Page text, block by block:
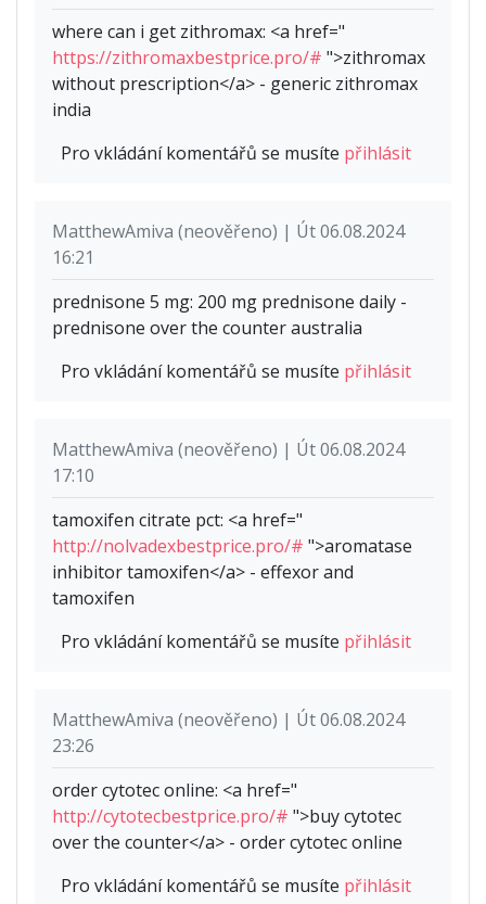
where can i get zithromax: <a href="
https://zithromaxbestprice.pro/# ">zithromax
without prescription</a> - generic zithromax
india
Pro vkládání komentářů se musíte přihlásit
MatthewAmiva (neověřeno) | Út 06.08.2024
16:21
prednisone 5 mg: 200 mg prednisone daily -
prednisone over the counter australia
Pro vkládání komentářů se musíte přihlásit
MatthewAmiva (neověřeno) | Út 06.08.2024
17:10
tamoxifen citrate pct: <a href="
http://nolvadexbestprice.pro/# ">aromatase
inhibitor tamoxifen</a> - effexor and
tamoxifen
Pro vkládání komentářů se musíte přihlásit
MatthewAmiva (neověřeno) | Út 06.08.2024
23:26
order cytotec online: <a href="
http://cytotecbestprice.pro/# ">buy cytotec
over the counter</a> - order cytotec online
Pro vkládání komentářů se musíte přihlásit